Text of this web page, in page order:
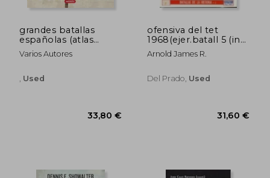
grandes batallas
españolas (atlas
ilustrado) (in Spanish)
Varios Autores
Used
ofensiva del tet
1968(ejer.batall 5 (in
Spanish)
Arnold James R.
Del Prado, Used